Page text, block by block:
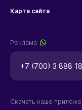
Карта сайта
Реклама
+7 (700) 3 888
Скачать наше